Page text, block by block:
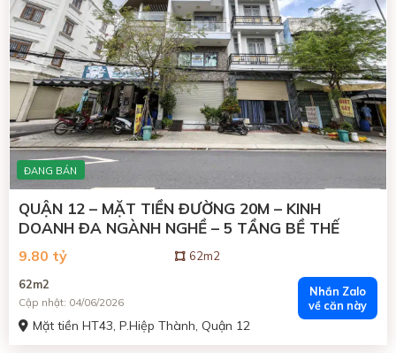
ĐANG BÁN
QUẬN 12 – MẶT TIỀN ĐƯỜNG 20M – KINH
DOANH ĐA NGÀNH NGHỀ – 5 TẦNG BỀ THẾ
9.80 tỷ
62m2
62m2
Cập nhật: 04/06/2026
Nhắn Zalo
về căn này
Mặt tiền HT43, P.Hiệp Thành, Quận 12
ĐANG BÁN